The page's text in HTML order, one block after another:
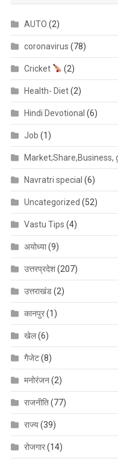
AUTO (2)
coronavirus (78)
Cricket (2)
Health- Diet(2)
Hindi Devotional (6)
Job (1)
Market;Share,Business,
Navratri special (6)
Uncategorized (52)
Vastu Tips (4)
अयोध्या(9)
उत्तरप्रदेश(207)
उत्तराखंड(2)
कानपुर(1)
खेल(6)
गैजेट(8)
मनोरंजन(2)
राजनीति(77)
राज्य(39)
रोजगार(14)